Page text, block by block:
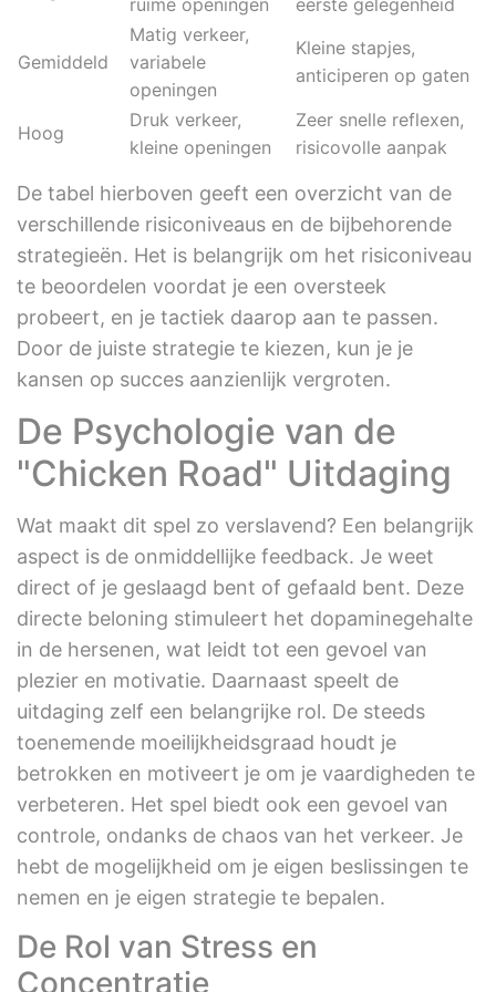
ruime openingen eerste gelegenheid
Gemiddeld
Matig verkeer,
variabele
openingen
Kleine stapjes,
anticiperen op gaten
Hoog
Druk verkeer,
kleine openingen
Zeer snelle reflexen,
risicovolle aanpak
De tabel hierboven geeft een overzicht van de
verschillende risiconiveaus en de bijbehorende
strategieën. Het is belangrijk om het risiconiveau
te beoordelen voordat je een oversteek
probeert, en je tactiek daarop aan te passen.
Door de juiste strategie te kiezen, kun je je
kansen op succes aanzienlijk vergroten.
De Psychologie van de
"Chicken Road" Uitdaging
Wat maakt dit spel zo verslavend? Een belangrijk
aspect is de onmiddellijke feedback. Je weet
direct of je geslaagd bent of gefaald bent. Deze
directe beloning stimuleert het dopaminegehalte
in de hersenen, wat leidt tot een gevoel van
plezier en motivatie. Daarnaast speelt de
uitdaging zelf een belangrijke rol. De steeds
toenemende moeilijkheidsgraad houdt je
betrokken en motiveert je om je vaardigheden te
verbeteren. Het spel biedt ook een gevoel van
controle, ondanks de chaos van het verkeer. Je
hebt de mogelijkheid om je eigen beslissingen te
nemen en je eigen strategie te bepalen.
De Rol van Stress en
Concentratie